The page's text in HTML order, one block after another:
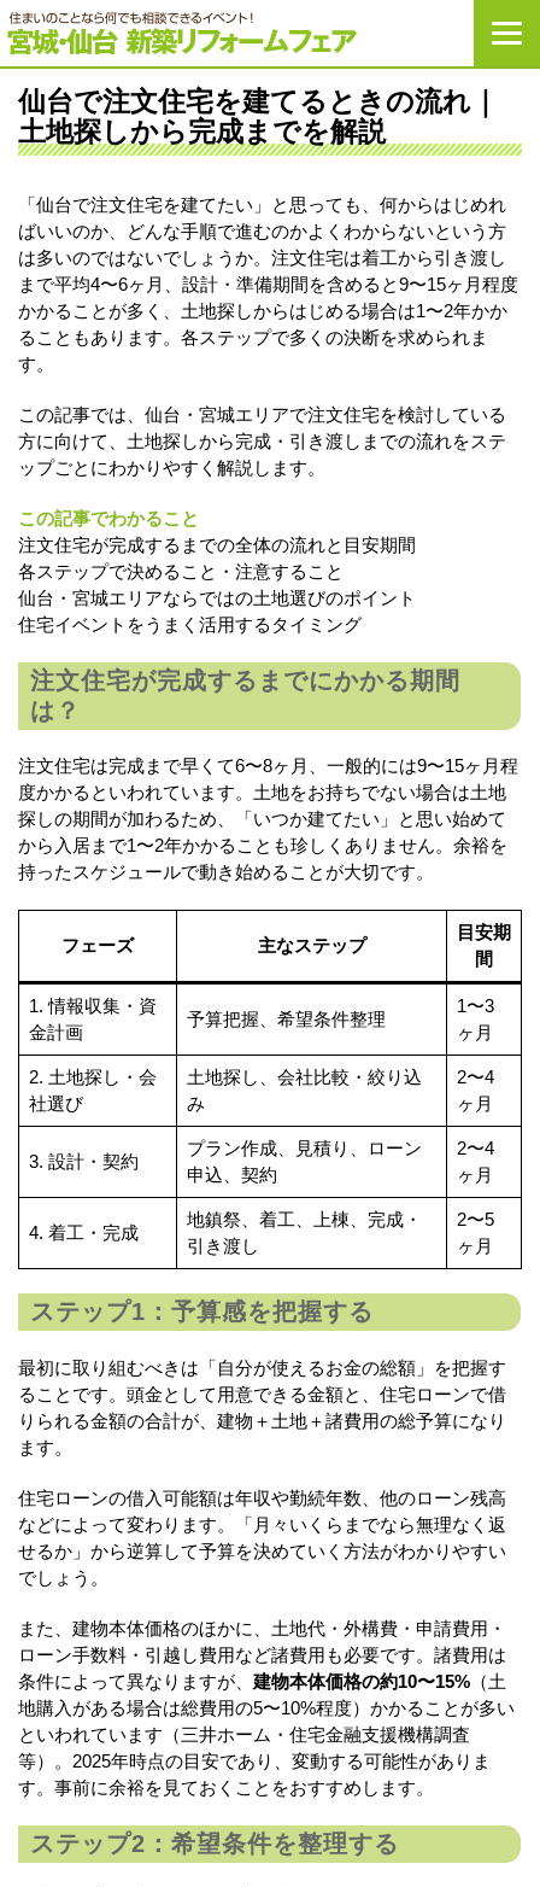
仙台で注文住宅を建てるときの流れ｜
土地探しから完成までを解説
「仙台で注文住宅を建てたい」と思っても、何からはじめれ
ばいいのか、どんな手順で進むのかよくわからないという方
は多いのではないでしょうか。注文住宅は着工から引き渡し
まで平均4〜6ヶ月、設計・準備期間を含めると9〜15ヶ月程度
かかることが多く、土地探しからはじめる場合は1〜2年かか
ることもあります。各ステップで多くの決断を求められま
す。
この記事では、仙台・宮城エリアで注文住宅を検討している
方に向けて、土地探しから完成・引き渡しまでの流れをステ
ップごとにわかりやすく解説します。
この記事でわかること
注文住宅が完成するまでの全体の流れと目安期間
各ステップで決めること・注意すること
仙台・宮城エリアならではの土地選びのポイント
住宅イベントをうまく活用するタイミング
注文住宅が完成するまでにかかる期間
は？
注文住宅は完成まで早くて6〜8ヶ月、一般的には9〜15ヶ月程
度かかるといわれています。土地をお持ちでない場合は土地
探しの期間が加わるため、「いつか建てたい」と思い始めて
から入居まで1〜2年かかることも珍しくありません。余裕を
持ったスケジュールで動き始めることが大切です。
フェーズ 主なステップ
目安期
間
1. 情報収集・資
金計画
予算把握、希望条件整理
1〜3
ヶ月
2. 土地探し・会
社選び
土地探し、会社比較・絞り込
み
2〜4
ヶ月
3. 設計・契約
プラン作成、見積り、ローン
申込、契約
2〜4
ヶ月
4. 着工・完成
地鎮祭、着工、上棟、完成・
引き渡し
2〜5
ヶ月
ステップ1：予算感を把握する
最初に取り組むべきは「自分が使えるお金の総額」を把握す
ることです。頭金として用意できる金額と、住宅ローンで借
りられる金額の合計が、建物＋土地＋諸費用の総予算になり
ます。
住宅ローンの借入可能額は年収や勤続年数、他のローン残高
などによって変わります。「月々いくらまでなら無理なく返
せるか」から逆算して予算を決めていく方法がわかりやすい
でしょう。
また、建物本体価格のほかに、土地代・外構費・申請費用・
ローン手数料・引越し費用など諸費用も必要です。諸費用は
条件によって異なりますが、 建物本体価格の約10〜15% （土
地購入がある場合は総費用の5〜10%程度）かかることが多い
といわれています（三井ホーム・住宅金融支援機構調査
等）。2025年時点の目安であり、変動する可能性がありま
す。事前に余裕を見ておくことをおすすめします。
ステップ2：希望条件を整理する